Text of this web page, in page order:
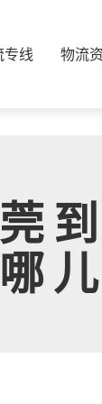
专线 物流
儿